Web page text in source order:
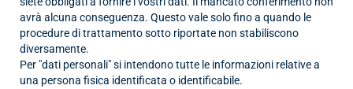
avrà alcuna conseguenza. Questo vale solo fino a quando le
procedure di trattamento sotto riportate non stabiliscono
diversamente.
Per "dati personali" si intendono tutte le informazioni relative a
una persona fisica identificata o identificabile.